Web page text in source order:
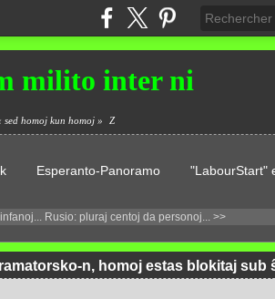
milito inter ni
sed homoj kun homoj » Z
Esperanto-Panoramo "LabourStart"
Rusio: pluraj centoj da personoj... >>
n, homoj estas blokitaj sub